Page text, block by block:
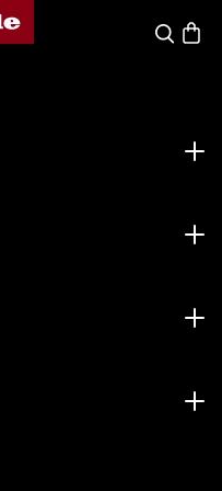
Miele
Cerca